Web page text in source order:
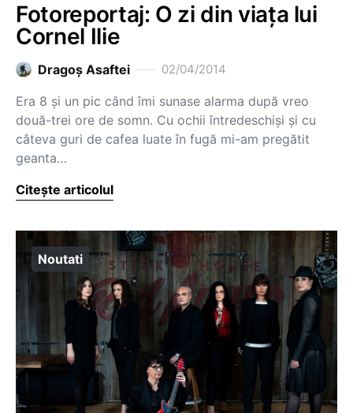
Fotoreportaj: O zi din viața lui
Cornel Ilie
Dragoş Asaftei 02/04/2014
Era 8 și un pic când îmi sunase alarma după vreo
două-trei ore de somn. Cu ochii întredeschiși și cu
câteva guri de cafea luate în fugă mi-am pregătit
geanta…
Citește articolul
Noutati